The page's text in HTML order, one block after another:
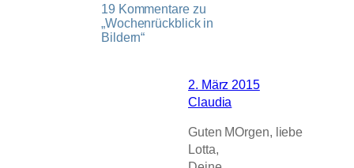
19 Kommentare zu
„Wochenrückblick in
Bildern“
2. März 2015
Claudia
Guten MOrgen, liebe
Lotta,